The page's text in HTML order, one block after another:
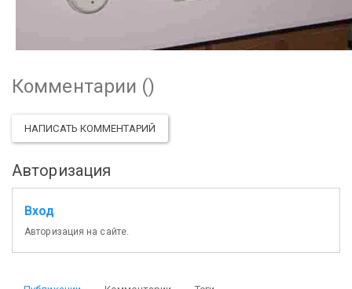
Комментарии ()
НАПИСАТЬ КОММЕНТАРИЙ
Авторизация
Вход
Авторизация на сайте.